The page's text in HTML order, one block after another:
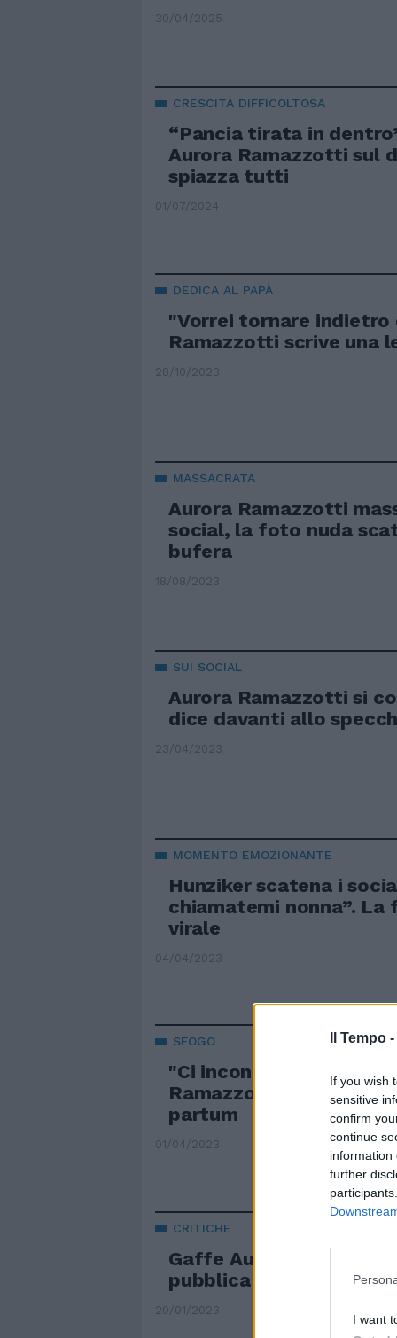
Il Tempo -
If you wish
sensitive
confirm
continue
information
further
I want
30/04/2025
CRESCITA DIFFICOLTOSA
“Pancia tirata in
Aurora Ramazzotti sul
spiazza tutti
01/07/2024
DEDICA AL PAPÀ
"Vorrei tornare indietro
Ramazzotti scrive una
28/10/2023
MASSACRATA
Aurora Ramazzotti
social, la foto nuda
bufera
18/08/2023
SUI SOCIAL
Aurora Ramazzotti si
dice davanti allo
23/04/2023
MOMENTO EMOZIONANTE
Hunziker scatena i
chiamatemi nonna”.
virale
04/04/2023
SFOGO
"Ci incontriamo di
Ramazzotti,
partum
01/04/2023
CRITICHE
Gaffe Aurora
pubblica sui social
20/01/2023